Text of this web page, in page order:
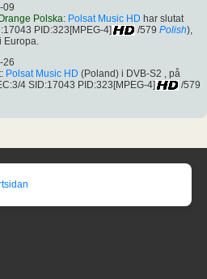
09
Polska: Polsat Music HD har slutat
PID:323[MPEG-4]
/579 Polish),
Europa.
26
Polsat Music HD (Poland) i DVB-S2 , på
4 SID:17043 PID:323[MPEG-4]
/579